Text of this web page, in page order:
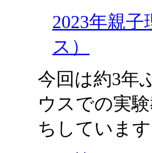
2023年親
ス）
今回は約3年
ウスでの実
ちしていま